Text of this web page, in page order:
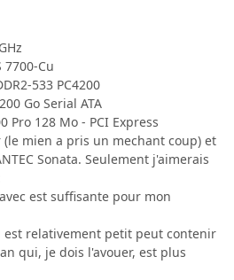
Cu
533 PC4200
Go Serial ATA
Pro 128 Mo - PCI Express
mien a pris un mechant coup) et
Sonata. Seulement j'aimerais
est suffisante pour mon
relativement petit peut contenir
qui, je dois l'avouer, est plus